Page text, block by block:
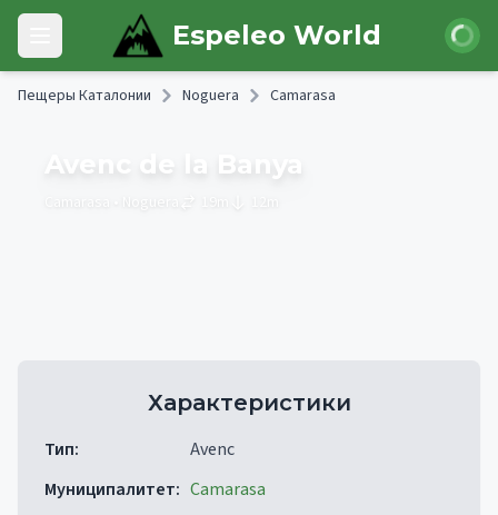
Skip to main content
Open main menu Espeleo World Войти
Пещеры Каталонии Noguera Camarasa
Avenc de la Banya
Характеристики
Тип:
Avenc
Муниципалитет: Camarasa